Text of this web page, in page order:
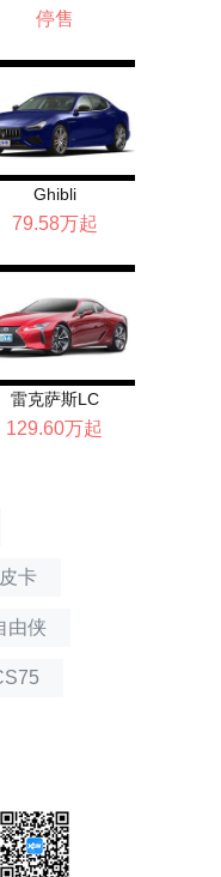
停售
Ghibli
79.58万起
雷克萨斯LC
129.60万起
皮卡
由侠